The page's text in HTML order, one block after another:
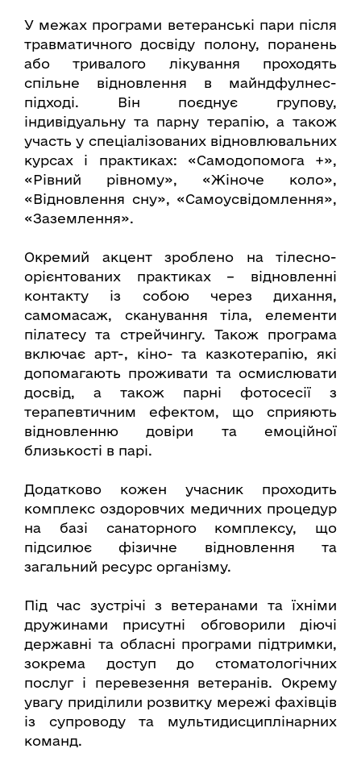
У межах програми ветеранські пари після
травматичного досвіду полону, поранень
або тривалого лікування проходять
спільне відновлення в майндфулнес-
підході. Він поєднує групову,
індивідуальну та парну терапію, а також
участь у спеціалізованих відновлювальних
курсах і практиках: «Самодопомога +»,
«Рівний рівному», «Жіноче коло»,
«Відновлення сну», «Самоусвідомлення»,
«Заземлення».
Окремий акцент зроблено на тілесно-
орієнтованих практиках – відновленні
контакту із собою через дихання,
самомасаж, сканування тіла, елементи
пілатесу та стрейчингу. Також програма
включає арт-, кіно- та казкотерапію, які
допомагають проживати та осмислювати
досвід, а також парні фотосесії з
терапевтичним ефектом, що сприяють
відновленню довіри та емоційної
близькості в парі.
Додатково кожен учасник проходить
комплекс оздоровчих медичних процедур
на базі санаторного комплексу, що
підсилює фізичне відновлення та
загальний ресурс організму.
Під час зустрічі з ветеранами та їхніми
дружинами присутні обговорили діючі
державні та обласні програми підтримки,
зокрема доступ до стоматологічних
послуг і перевезення ветеранів. Окрему
увагу приділили розвитку мережі фахівців
із супроводу та мультидисциплінарних
команд.